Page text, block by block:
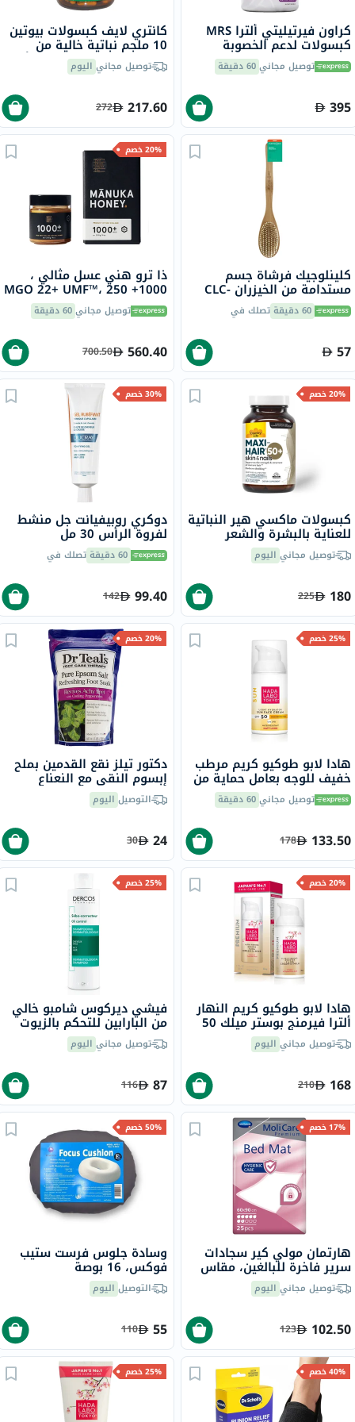
كراون فيرتيليتي ألترا MRS
كبسولات لدعم الخصوبة
للنساء، حزمة من 60 كبسولة
توصيل مجاني60 دقيقة
395
كانتري لايف كبسولات بيوتين
10 ملجم نباتية خالية من
الغلوتين للشعر وفروة الرأس
والأظافر، حزمة من 120
توصيل مجاني اليوم
217.60
272
كلينلوجيك فرشاة جسم
مستدامة من الخيزران CLC-
270-2460 دقيقة تصلك في
57
20% خصم
ذا ترو هني عسل مثالي ،
1000+ MGO 22+ UMF™، 250
جرام توصيل مجاني60 دقيقة
560.40
700.50
20% خصم
كبسولات ماكسي هير النباتية
للعناية بالبشرة والشعر
كاونتري لايف، 60 كبسولة
توصيل مجاني اليوم
180
225
30% خصم
دوكري روبيفيانت جل منشط
لفروة الرأس 30 مل
60 دقيقة تصلك في
99.40
142
25% خصم
هادا لابو طوكيو كريم مرطب
خفيف للوجه بعامل حماية من
الشمس 50 ومظهر غير لامع
50 مل توصيل مجاني60 دقيقة
133.50
178
20% خصم
دكتور تيلز نقع القدمين بملح
إبسوم النقي مع النعناع
المنعش 909 جرام
التوصيل اليوم
24
30
20% خصم
هادا لابو طوكيو كريم النهار
ألترا فيرمنج بوستر ميلك 50
ملتوصيل مجاني اليوم
168
210
25% خصم
فيشي ديركوس شامبو خالي
من البارابين للتحكم بالزيوت
لفروة الرأس والشعر الدهني
200 ملتوصيل مجاني اليوم
87
116
17% خصم
هارتمان مولي كير سجادات
سرير فاخرة للبالغين، مقاس
60×90 سم، حزمه من 30توصيل مجاني اليوم
102.50
123
50% خصم
وسادة جلوس فرست ستيب
فوكس، 16 بوصة
التوصيل اليوم
55
110
40% خصم 25% خصم